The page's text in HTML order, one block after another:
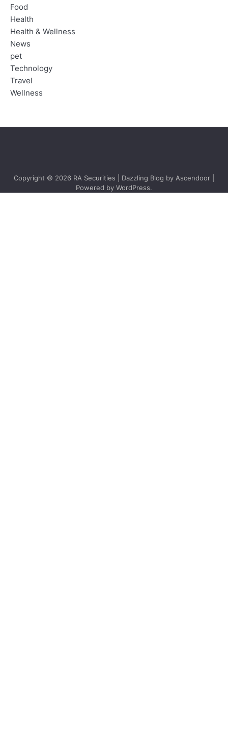
Food
Health
Health & Wellness
News
pet
Technology
Travel
Wellness
Copyright © 2026 RA Securities | Dazzling Blog by Ascendoor
Powered by WordPress.